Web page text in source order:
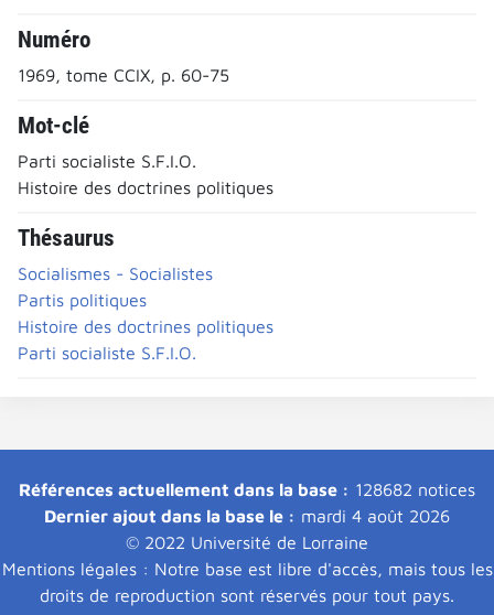
Numéro
1969, tome CCIX, p. 60-75
Mot-clé
Parti socialiste S.F.I.O.
Histoire des doctrines politiques
Thésaurus
Socialismes - Socialistes
Partis politiques
Histoire des doctrines politiques
Parti socialiste S.F.I.O.
Références actuellement dans la base : 128682 notices
Dernier ajout dans la base le : mardi 4 août 2026
© 2022 Université de Lorraine
Mentions légales : Notre base est libre d'accès, mais tous les
droits de reproduction sont réservés pour tout pays.